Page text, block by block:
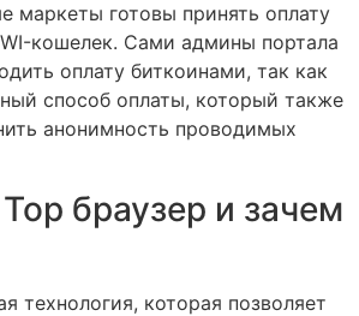
маркеты готовы принять оплату
кошелек. Сами админы портала
оплату биткоинами, так как
способ оплаты, который также
анонимность проводимых
браузер и зачем
технология, которая позволяет